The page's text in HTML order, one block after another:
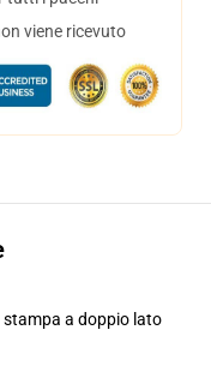
viene ricevuto
stampa a doppio lato